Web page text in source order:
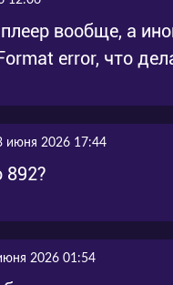
плеер вообще, а
error, что
июня 2026 17:44
892?
2026 01:54